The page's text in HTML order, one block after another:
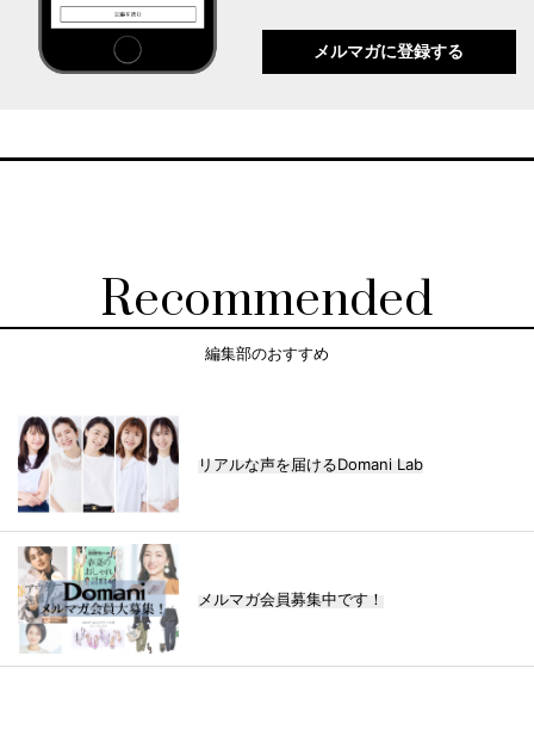
メルマガに登録する
Recommended
編集部のおすすめ
リアルな声を届けるDomani Lab
メルマガ会員募集中です！